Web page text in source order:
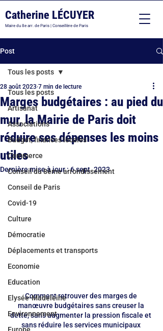
Catherine LÉCUYER
Maire du 8e arr. de Paris | Conseillère de Paris
Post
Tous les posts
Artisanat
Associations
Budget, finances locales
Commerce
Conseil du 8ème arrondissement
Conseil de Paris
Covid-19
Culture
Démocratie
Déplacements et transports
Economie
Education
Elysée-Madeleine
Environnement
Tous les posts
Marges budgétaires : au pied du
mur, la Mairie de Paris doit
réduire ses dépenses les moins
utiles
28 août 2023 7 min de lecture
Dernière mise à jour :6 sept. 2023
Comment retrouver des marges de
manœuvre budgétaires sans creuser la
dette, sans augmenter la pression fiscale et
sans réduire les services municipaux